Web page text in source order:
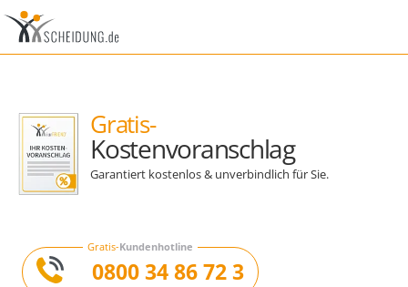
Gratis-
Kostenvoranschlag
Garantiert kostenlos & unverbindlich für Sie.
Gratis-Kundenhotline
0800 34 86 72 3